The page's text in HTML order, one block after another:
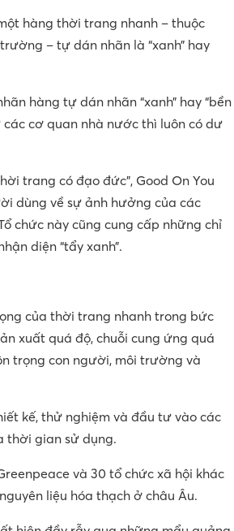
hàng thời trang nhanh – thuộc
– tự dán nhãn là “xanh” hay
hàng tự dán nhãn “xanh” hay “bền
cơ quan nhà nước thì luôn có dư
trang có đạo đức”, Good On You
dùng về sự ảnh hưởng của các
chức này cũng cung cấp những chỉ
diện “tẩy xanh”.
của thời trang nhanh trong bức
xuất quá độ, chuỗi cung ứng quá
trọng con người, môi trường và
kế, thử nghiệm và đầu tư vào các
thời gian sử dụng.
và 30 tổ chức xã hội khác
liệu hóa thạch ở châu Âu.